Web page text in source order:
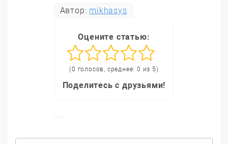
Автор: mikhasys
Оцените статью:
(0 голосов, среднее: 0 из 5)
Поделитесь с друзьями!